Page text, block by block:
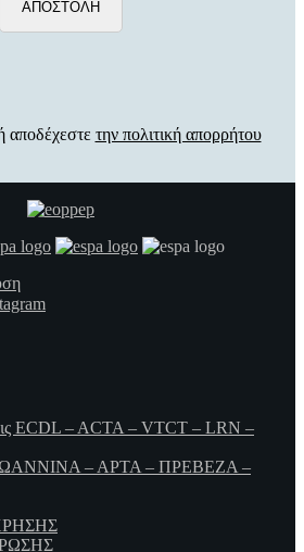
την πολιτική απορρήτου
ECDL – ACTA – VTCT – LRN –
– ΑΡΤΑ – ΠΡΕΒΕΖΑ –